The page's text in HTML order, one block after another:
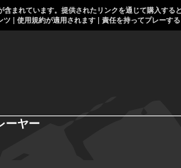
まれています。提供されたリンクを通じて購入する
+18 | コマーシャルコンテンツ | 使用規約が適用されます | 責任を持ってプレーする
ーヤー